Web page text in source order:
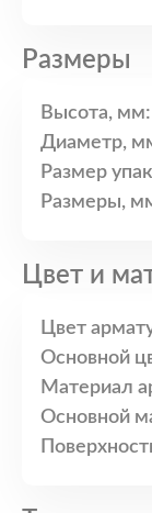
Размеры
Высота, мм:
Диаметр,
Размер
Размеры,
Цвет и
Цвет
Основной
Материал
Основной